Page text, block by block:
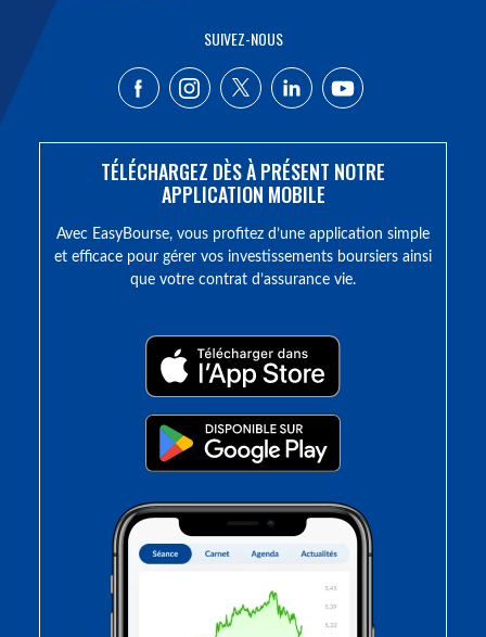
SUIVEZ-NOUS
TÉLÉCHARGEZ DÈS À PRÉSENT NOTRE
APPLICATION MOBILE
Avec EasyBourse, vous profitez d’une application simple
et efficace pour gérer vos investissements boursiers ainsi
que votre contrat d’assurance vie.